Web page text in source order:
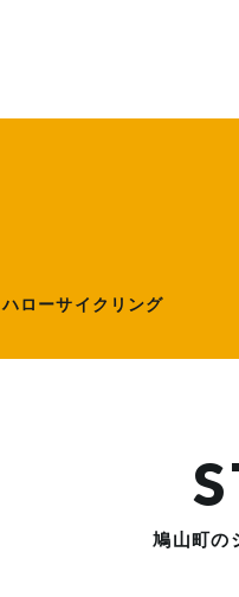
ハローサイクリング
鳩山町の